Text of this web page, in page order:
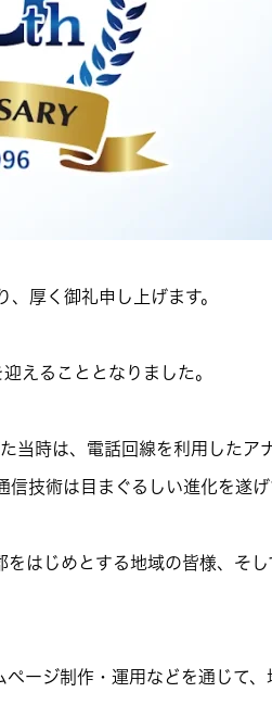
厚く御礼申し上げます。
えることとなりました。
時は、電話回線を利用したア
技術は目まぐるしい進化を遂げ
はじめとする地域の皆様、そ
ージ制作・運用などを通じて